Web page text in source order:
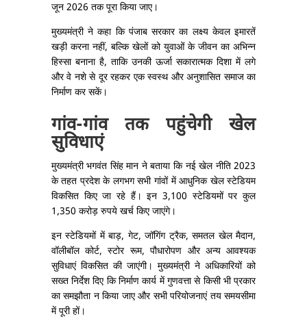
जून 2026 तक पूरा किया जाए।
मुख्यमंत्री ने कहा कि पंजाब सरकार का लक्ष्य केवल इमारतें
खड़ी करना नहीं, बल्कि खेलों को युवाओं के जीवन का अभिन्न
हिस्सा बनाना है, ताकि उनकी ऊर्जा सकारात्मक दिशा में लगे
और वे नशे से दूर रहकर एक स्वस्थ और अनुशासित समाज का
निर्माण कर सकें।
गांव-गांव तक पहुंचेगी खेल
सुविधाएं
मुख्यमंत्री भगवंत सिंह मान ने बताया कि नई खेल नीति 2023
के तहत प्रदेश के लगभग सभी गांवों में आधुनिक खेल स्टेडियम
विकसित किए जा रहे हैं। इन 3,100 स्टेडियमों पर कुल
1,350 करोड़ रुपये खर्च किए जाएंगे।
इन स्टेडियमों में बाड़, गेट, जॉगिंग ट्रैक, समतल खेल मैदान,
वॉलीबॉल कोर्ट, स्टोर रूम, पौधारोपण और अन्य आवश्यक
सुविधाएं विकसित की जाएंगी। मुख्यमंत्री ने अधिकारियों को
सख्त निर्देश दिए कि निर्माण कार्य में गुणवत्ता से किसी भी प्रकार
का समझौता न किया जाए और सभी परियोजनाएं तय समयसीमा
में पूरी हों।